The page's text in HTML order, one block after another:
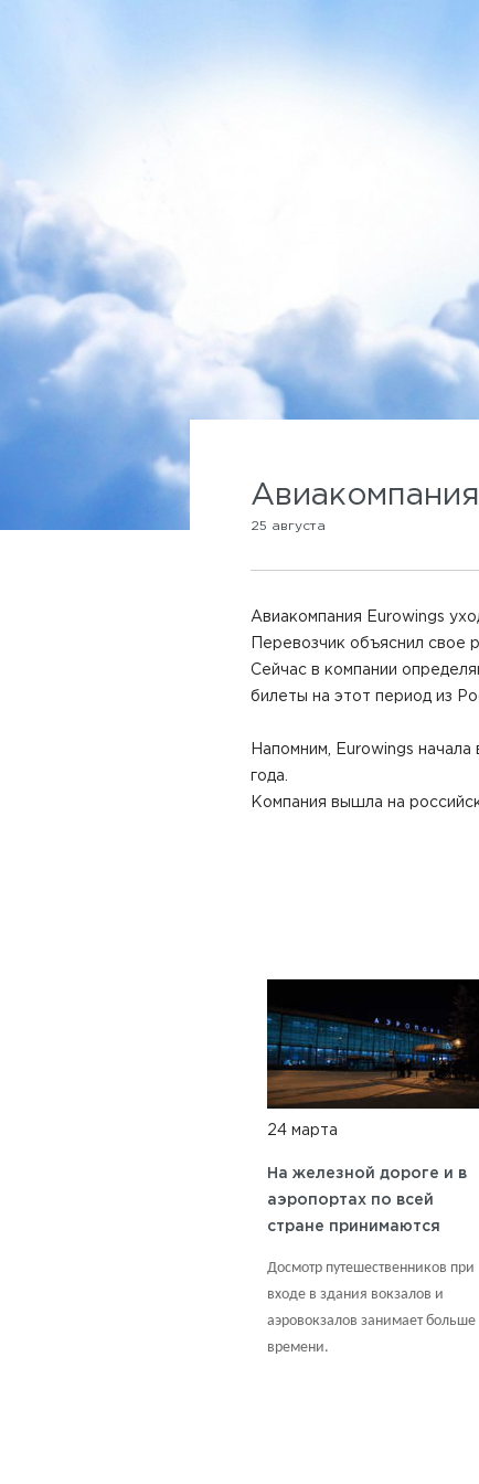
25 августа
Авиакомпания Eurowings
Перевозчик объяснил свое
Сейчас в компании
билеты на этот период из
Напомним, Eurowings
года.
Компания вышла на
24 марта
На железной дороге и в
аэропортах по всей
стране принимаются
Досмотр путешественников при
входе в здания вокзалов и
аэровокзалов занимает больше
времени.